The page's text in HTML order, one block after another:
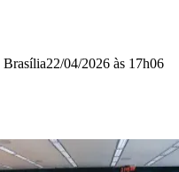
Brasília22/04/2026 às 17h06